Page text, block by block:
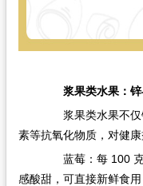
浆果类水果：锌
浆果类水果不仅
素等抗氧化物质，对健康
蓝莓：每 100 克
感酸甜，可直接新鲜食